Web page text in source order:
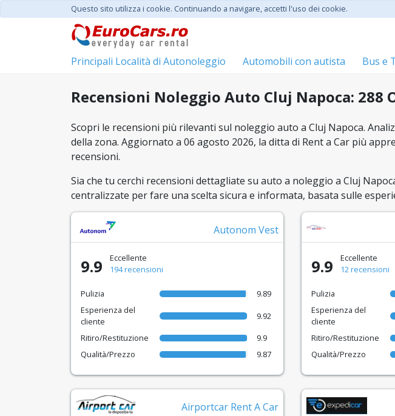
Questo sito utilizza i cookie. Continuando a navigare, accetti l'uso dei cookie.
Principali Località di Autonoleggio Automobili con autista Bus e
Recensioni Noleggio Auto Cluj Napoca:
Scopri le recensioni più rilevanti sul noleggio auto a Cluj Napoca.
della zona. Aggiornato a 06 agosto 2026, la ditta di Rent a Car più
recensioni.
Sia che tu cerchi recensioni dettagliate su auto a noleggio a Cluj
centralizzate per fare una scelta sicura e informata, basata sulle
Autonom Vest
9.9
Eccellente
194 recensioni
Pulizia
9.89
Esperienza del
cliente
9.92
Ritiro/Restituzione
9.9
Qualità/Prezzo
9.87
9.9
Eccellente
12 recensioni
Pulizia
Esperienza del
cliente
Ritiro/Restituzione
Qualità/Prezzo
Airportcar Rent A Car